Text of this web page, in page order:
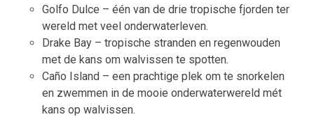
Golfo Dulce – één van de drie tropische fjorden ter
wereld met veel onderwaterleven.
Drake Bay – tropische stranden en regenwouden
met de kans om walvissen te spotten.
Caño Island – een prachtige plek om te snorkelen
en zwemmen in de mooie onderwaterwereld mét
kans op walvissen.